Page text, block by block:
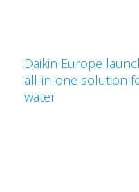
Daikin Europe
all-in-one solution
water